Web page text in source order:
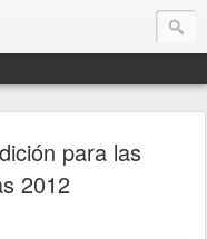
para las
2012